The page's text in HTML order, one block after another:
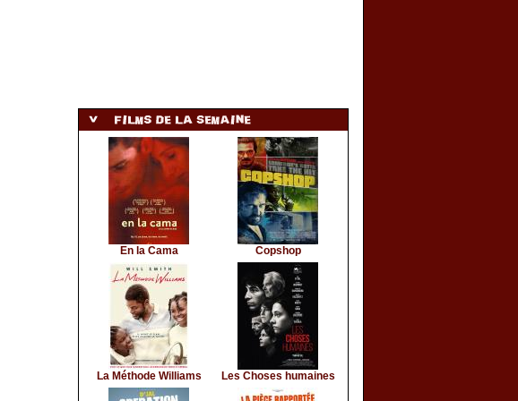
En la Cama Copshop
La Méthode Williams Les Choses humaines